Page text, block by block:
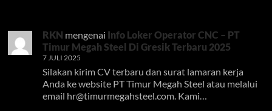
RKN mengenai Info Loker Operator CNC – PT
Timur Megah Steel Di Gresik Terbaru 2025
7 JULI 2025
Silakan kirim CV terbaru dan surat lamaran kerja
Anda ke website PT Timur Megah Steel atau melalui
email hr@timurmegahsteel.com. Kami…